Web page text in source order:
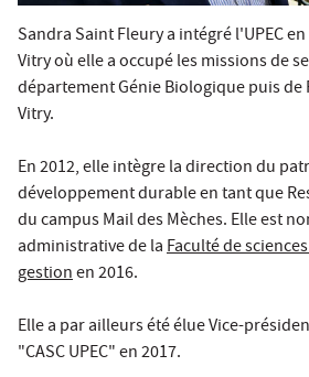
Sandra Saint Fleury a intégré l'UPEC
Vitry où elle a occupé les missions de
départementGénie Biologiquepuis de
Vitry.
En 2012, elle intègre la direction du
développement durable en tant que
du campus Mail des Mèches. Elle est
administrative de laFaculté de
gestionen 2016.
Elle a par ailleurs été élue Vice-
"CASC UPEC" en 2017.